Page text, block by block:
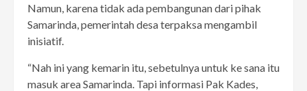
Namun, karena tidak ada pembangunan dari pihak
Samarinda, pemerintah desa terpaksa mengambil
inisiatif.
“Nah ini yang kemarin itu, sebetulnya untuk ke sana itu
masuk area Samarinda. Tapi informasi Pak Kades,